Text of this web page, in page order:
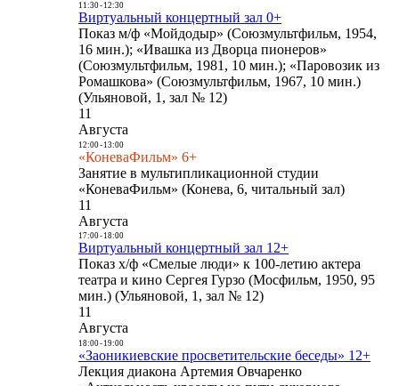
11:30- 12:30
Виртуальный концертный зал 0+
Показ м/ф «Мойдодыр» (Союзмультфильм, 1954,
16 мин.); «Ивашка из Дворца пионеров»
(Союзмультфильм, 1981, 10 мин.); «Паровозик из
Ромашкова» (Союзмультфильм, 1967, 10 мин.)
(Ульяновой, 1, зал № 12)
11
Августа
12:00- 13:00
«КоневаФильм» 6+
Занятие в мультипликационной студии
«КоневаФильм» (Конева, 6, читальный зал)
11
Августа
17:00- 18:00
Виртуальный концертный зал 12+
Показ х/ф «Смелые люди» к 100-летию актера
театра и кино Сергея Гурзо (Мосфильм, 1950, 95
мин.) (Ульяновой, 1, зал № 12)
11
Августа
18:00- 19:00
«Заоникиевские просветительские беседы» 12+
Лекция диакона Артемия Овчаренко